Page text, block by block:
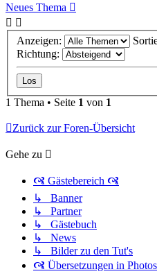
Neues Thema
Anzeigen:
Richtung:
1 Thema • Seite 1 von 1
Zurück zur Foren-Übersicht
Gehe zu
🙧 Gästebereich 🙧
↳ Banner
↳ Partner
↳ Gästebuch
↳ News
↳ Bilder zu den Tut's
🙧 Übersetzungen in